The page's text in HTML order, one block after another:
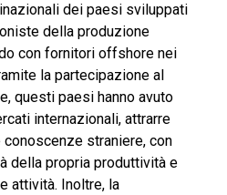
dei paesi sviluppati
della produzione
con fornitori offshore nei
la partecipazione al
questi paesi hanno avuto
internazionali, attrarre
straniere, con
della propria produttività e
attività. Inoltre, la